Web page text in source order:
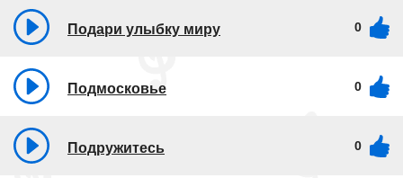
Подари улыбку миру 0
Подмосковье 0
Подружитесь 0